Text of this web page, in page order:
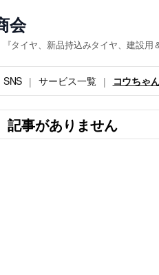
会
タイヤ、新品持込みタイヤ、建設用
SNS サービス一覧 コウちゃ
記事がありません